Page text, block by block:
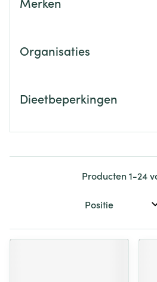
Organisaties
Dieetbeperkingen
Producten1-24
Sorteer op: